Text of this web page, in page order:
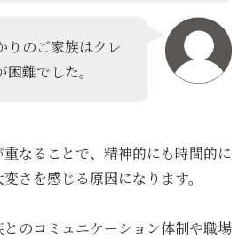
りのご家族はクレ
難でした。
なることで、精神的にも時間的に
さを感じる原因になります。
とのコミュニケーション体制や職場